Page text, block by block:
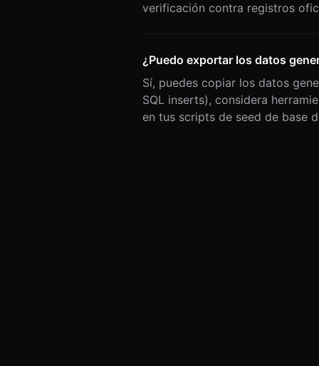
Importe
PRODUCTO
Nombre producto
Categoría producto
verificación contra registros
¿Puedo exportar los datos
Sí, puedes copiar los datos
SQL inserts), considera
en tus scripts de seed de base